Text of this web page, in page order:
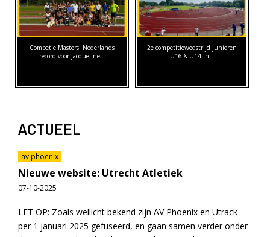
Competie Masters: Nederlands
record voor Jacqueline…
2e competitiewedstrijd junioren
U16 & U14 in…
ACTUEEL
av phoenix
Nieuwe website: Utrecht Atletiek
07-10-2025
LET OP: Zoals wellicht bekend zijn AV Phoenix en Utrack
per 1 januari 2025 gefuseerd, en gaan samen verder onder